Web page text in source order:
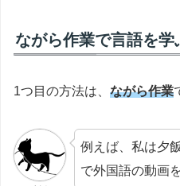
ながら作業で言語を学
1つ目の方法は、 ながら作業
例えば、私は夕
で外国語の動画